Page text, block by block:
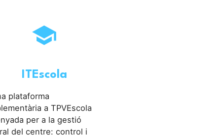
school
ITEscola
plataforma
a TPVEscola
per a la gestió
del centre: control i